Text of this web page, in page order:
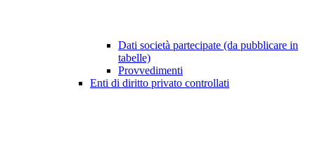
Dati società partecipate (da pubblicare in
tabelle)
Provvedimenti
Enti di diritto privato controllati